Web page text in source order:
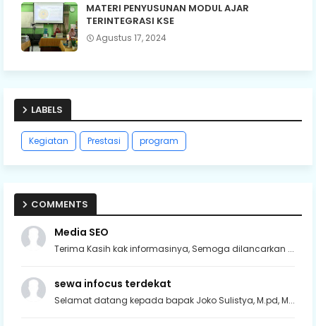
MATERI PENYUSUNAN MODUL AJAR
TERINTEGRASI KSE
Agustus 17, 2024
LABELS
Kegiatan Prestasi program
COMMENTS
Media SEO
Terima Kasih kak informasinya, Semoga dilancarkan ...
sewa infocus terdekat
Selamat datang kepada bapak Joko Sulistya, M.pd, M...